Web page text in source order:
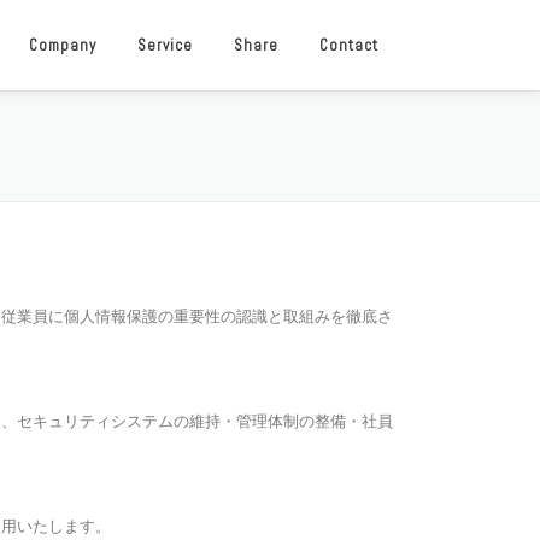
Company Service Share Contact
業員に個人情報保護の重要性の認識と取組みを徹底さ
セキュリティシステムの維持・管理体制の整備・社員
いたします。